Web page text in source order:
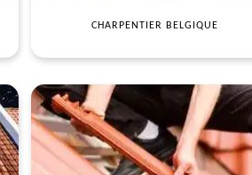
CHARPENTIER BELGIQUE